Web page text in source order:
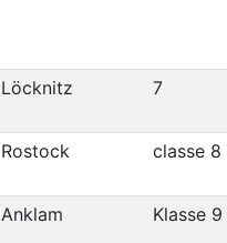
Löcknitz 7
Rostock classe 8
Anklam Klasse 9